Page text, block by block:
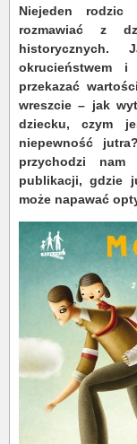
Niejeden
rozmawiać z
historycznych.
okrucieństwem
przekazać
wreszcie – jak
dziecku, czym
niepewność
przychodzi nam
publikacji, gdzie
może napawać